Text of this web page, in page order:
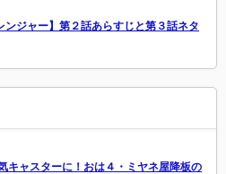
ンジャー】第２話あらすじと第３話ネタ
キャスターに！おは４・ミヤネ屋降板の